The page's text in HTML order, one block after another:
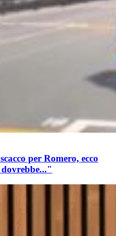
per Romero, ecco